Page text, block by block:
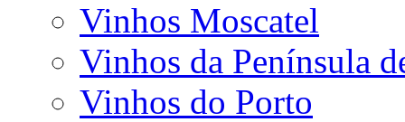
Vinhos Moscatel
Vinhos da Península
Vinhos do Porto